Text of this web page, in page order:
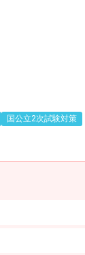
国公立2次試験対策